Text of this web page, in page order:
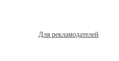
Для рекламодателей